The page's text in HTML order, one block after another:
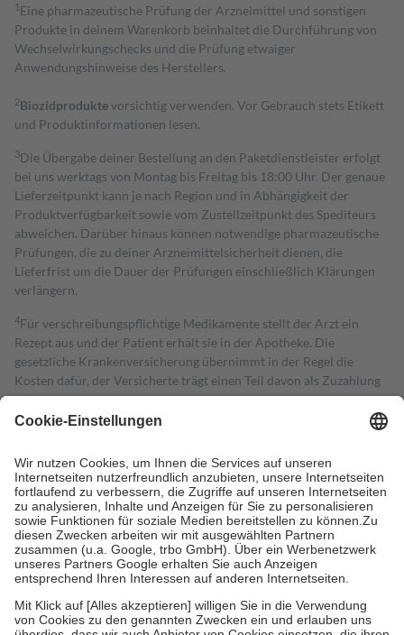
1 Eine pharmazeutische Prüfung der Arzneimittel und sonstigen
Produkte in deinem Warenkorb beinhaltet die Durchführung von
Wechselwirkungschecks und die Prüfung etwaiger
Anwendungshinweise des Herstellers.
2Biozidproduktevorsichtig verwenden. Vor Gebrauch stets Etikett
und Produktinformationen lesen.
3Die Übergabe deiner Bestellung an den Paketdienstleister erfolgt
bei uns werktags von Montag bis Freitag bis 18:00 Uhr. Der genaue
Lieferzeitpunkt kann je nach Region und in Abhängigkeit der
Produktverfügbarkeit sowie vom Zustellzeitpunkt des Spediteurs
abweichen. Darüber hinaus können notwendige pharmazeutische
Prüfungen, die zu deiner Arzneimittelsicherheit dienen, die
Lieferfrist um die Dauer der Prüfungen einschließlich Klärungen
verlängern.
4Für verschreibungspflichtige Medikamente stellt der Arzt ein
Rezept aus und der Patient erhält sie in der Apotheke. Die
gesetzliche Krankenversicherung übernimmt in der Regel die
Kosten dafür, der Versicherte trägt einen Teil davon als Zuzahlung
mit.
Grundsätzlich leisten Mitglieder Zuzahlungen in Höhe von zehn
höchstens zehn Euro.
Es sind jedoch nie mehr als die tatsächlichen
Kosten der Leistung zu entrichten.
Diese Regeln gelten grundsätzlich auch für Online-Apotheken.
Bei Heilmitteln und häuslicher Krankenpflege beträgt die
Zuzahlung zehn Prozent der Kosten sowie zehn Euro je
Verordnung.
Um das Engagement der Versicherten für ihre eigene Gesundheit zu
stärken und die besondere Stellung der Familie zu unterstützen,
fallenkeine Zuzahlungenan bei:
• Kindern und Jugendlichen bis zum vollendeten 18. Lebensjahr